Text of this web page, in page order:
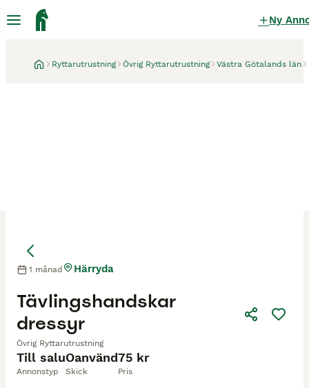
Ny
Ryttarutrustning Övrig Ryttarutrustning Västra Götalands län
Till salu
Annonstyp
Oanvänd
Skick
75 kr
Pris
Tävlingshandskar
dressyr
Övrig Ryttarutrustning
1 månad Härryda